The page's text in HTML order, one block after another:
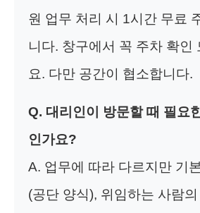
원 업무 처리 시 1시간 무료
니다. 창구에서 꼭 주차 확인
요. 다만 공간이 협소합니다.
Q. 대리인이 방문할 때 필요
인가요?
A. 업무에 따라 다르지만 기
(공단 양식), 위임하는 사람